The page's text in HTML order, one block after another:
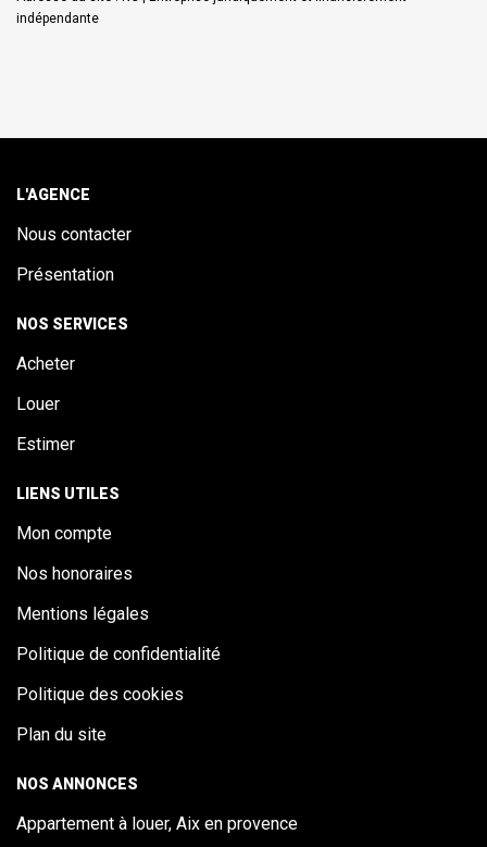
indépendante
L'AGENCE
Nous contacter
Présentation
NOS SERVICES
Acheter
Louer
Estimer
LIENS UTILES
Mon compte
Nos honoraires
Mentions légales
Politique de confidentialité
Politique des cookies
Plan du site
NOS ANNONCES
Appartement à louer, Aix en provence